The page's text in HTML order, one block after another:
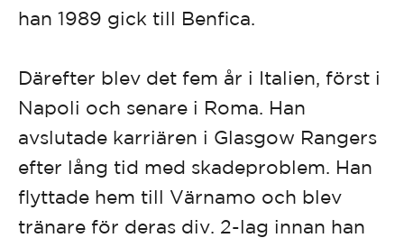
han 1989 gick till Benfica.
Därefter blev det fem år i Italien, först i
Napoli och senare i Roma. Han
avslutade karriären i Glasgow Rangers
efter lång tid med skadeproblem. Han
flyttade hem till Värnamo och blev
tränare för deras div. 2-lag innan han